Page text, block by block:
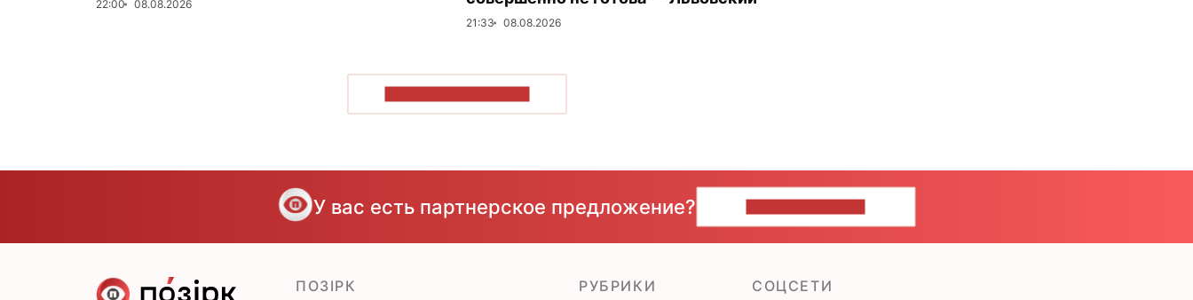
22:00 08.08.2026
21:33 08.08.2026
У вас есть партнерское предложение?
ПОЗІРК РУБРИКИ CОЦСЕТИ